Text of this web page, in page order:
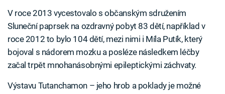
V roce 2013 vycestovalo s občanským sdružením
Sluneční paprsek na ozdravný pobyt 83 dětí, například v
roce 2012 to bylo 104 dětí, mezi nimi i Míla Putík, který
bojoval s nádorem mozku a posléze následkem léčby
začal trpět mnohanásobnými epileptickými záchvaty.
Výstavu Tutanchamon – jeho hrob a poklady je možné